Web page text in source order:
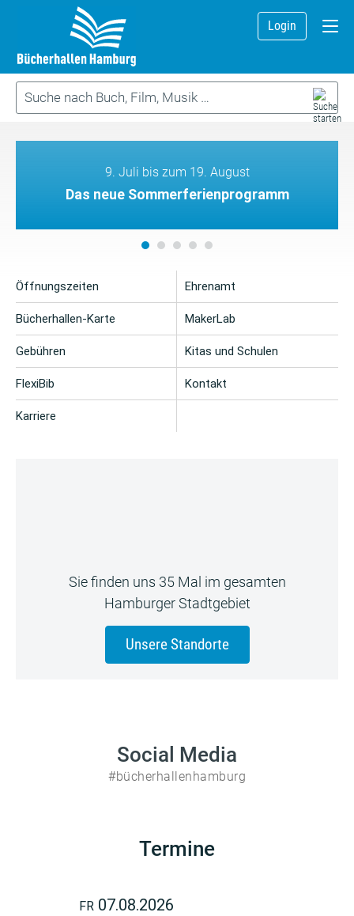
Login
9. Juli bis zum 19. August
Das neue Sommerferienprogramm
Öffnungszeiten
Bücherhallen-Karte
Gebühren
FlexiBib
Karriere
Ehrenamt
MakerLab
Kitas und Schulen
Kontakt
Sie finden uns 35 Mal im gesamten
Hamburger Stadtgebiet
Unsere Standorte
Social Media
#bücherhallenhamburg
Termine
FR 07.08.2026